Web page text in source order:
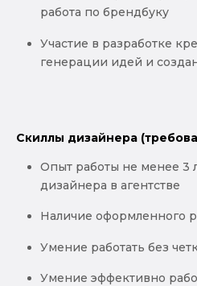
работа по брендбуку
Участие в разработке
генерации идей и
Скиллы дизайнера
Опыт работы не менее 3
дизайнера в агентстве
Наличие оформленного
Умение работать без
Умение эффективно